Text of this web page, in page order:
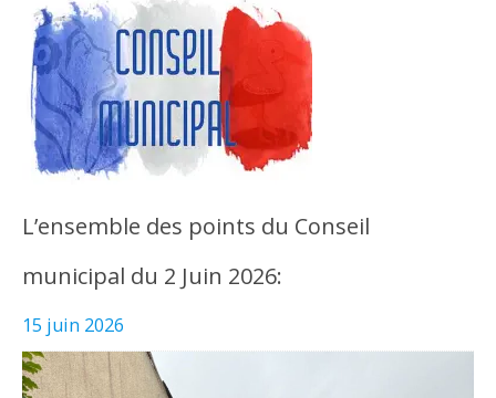
L’ensemble des points du Conseil
municipal du 2 Juin 2026:
15 juin 2026